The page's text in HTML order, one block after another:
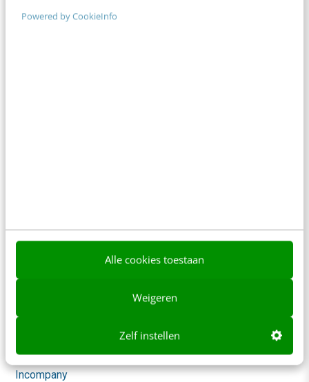
Powered by CookieInfo
Alle cookies toestaan
Weigeren
Zelf instellen
Academy
Trainingen
Incompany